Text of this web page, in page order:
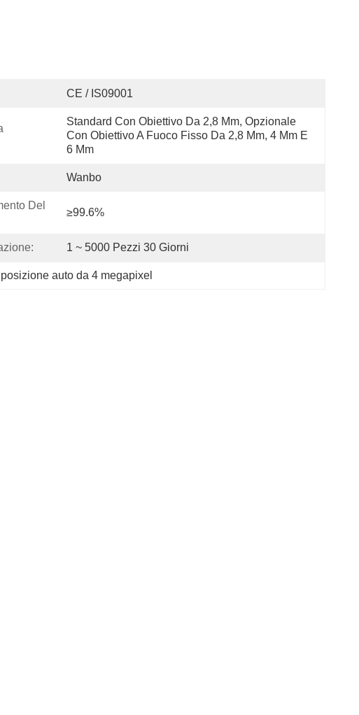
CE / IS09001
Standard Con Obiettivo Da 2,8 Mm, Opzionale
Con Obiettivo A Fuoco Fisso Da 2,8 Mm, 4 Mm E
6 Mm
Wanbo
Del
≥99.6%
1 ~ 5000 Pezzi 30 Giorni
auto da 4 megapixel